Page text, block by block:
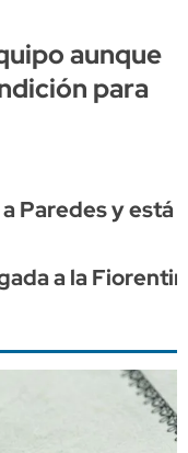
aunque
para
Paredes y está
a la